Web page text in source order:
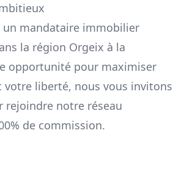
un mandataire immobilier
la région Orgeix à la
opportunité pour maximiser
votre liberté, nous vous invitons
rejoindre notre réseau
de commission.